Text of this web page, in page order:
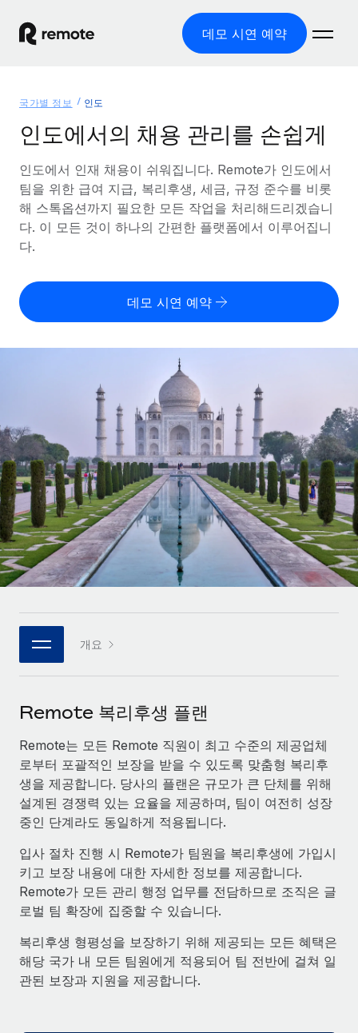
데모 시연 예약
글로벌 고용
글로벌 급여
규정을 준수하며 급여 지급을 손쉽게 처리
전 세계에서 규정을 준수하며 계약자 고용
계약자 관리
전 세계 계약자의 온보딩 및 관리
복잡한 고용 업무를 아웃소싱
인프라
Remote 통합
HR을 워크플로에 매끄럽게 통합
플랫폼
팀을 위한 통합된 핵심 HR 기능
전문가 상담
글로벌 인사 및 규정 준수 업무 처리에 전문가 지원 제공
신원 조사
채용 후보자 심사 프로세스 간소화
Compliance Watchtower
규정 준수 관련 위험에 선제적으로 대응
기기 관리
전 세계 IT 장비 제공 및 추적 관리
법인 설립
법인 설립을 빠르고 준법적으로 지원
글로벌 서비스 제공
국가별 정보
미국 주별 정보
미국 모든 주 전역에서 채용 업무를 간소화
다른 업체들과 비교해보기
성장하는 기업을 위한 민첩한 글로벌 HR 및 급여 솔루션
중견기업
맞춤형 HR 솔루션으로 팀 확장
엔터프라이즈
대기업을 위한 글로벌 HR
전략적 기술 파트너
플랫폼에 글로벌 HR을 유연하게 통합
통합 및 AI 자동화 컨설팅
사례 연구
리소스
국가별 직원 오분류 리스크 확인
글로벌 계약직을 위한 통화 옵션과 지급 소요 시간 확인
REMOTE와 함께 배우기
리서치 및 가이드
사례 연구
HR 용어집
체크리스트 및 템플릿
웨비나
이벤트
인사이트 센터
지원받기
모든 리소스 보기
블로그
글로벌 급여
EOR 및 PEO
계약자 관리
요금
English
Français
Deutsch
Español
Italiano
Português (Portugal)
한국어
로그인
국가별 정보 인도
인도에서의 채용 관리를 손쉽게
인도에서 인재 채용이 쉬워집니다. Remote가 인도에서
팀을 위한 급여 지급, 복리후생, 세금, 규정 준수를 비롯
해 스톡옵션까지 필요한 모든 작업을 처리해드리겠습니
다. 이 모든 것이 하나의 간편한 플랫폼에서 이루어집니
다.
데모 시연 예약
개요
Remote 복리후생 플랜
Remote는 모든 Remote 직원이 최고 수준의 제공업체
로부터 포괄적인 보장을 받을 수 있도록 맞춤형 복리후
생을 제공합니다. 당사의 플랜은 규모가 큰 단체를 위해
설계된 경쟁력 있는 요율을 제공하며, 팀이 여전히 성장
중인 단계라도 동일하게 적용됩니다.
입사 절차 진행 시 Remote가 팀원을 복리후생에 가입시
키고 보장 내용에 대한 자세한 정보를 제공합니다.
Remote가 모든 관리 행정 업무를 전담하므로 조직은 글
로벌 팀 확장에 집중할 수 있습니다.
복리후생 형평성을 보장하기 위해 제공되는 모든 혜택은
해당 국가 내 모든 팀원에게 적용되어 팀 전반에 걸쳐 일
관된 보장과 지원을 제공합니다.